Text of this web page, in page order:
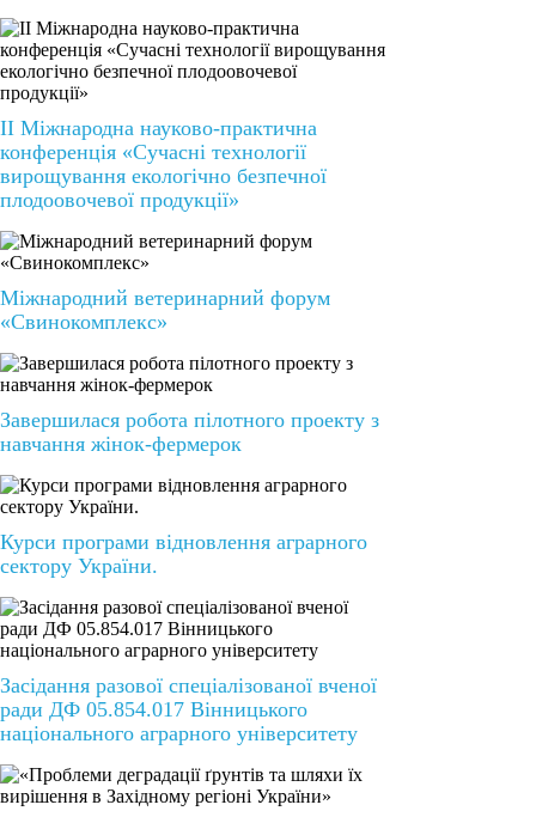
II Міжнародна науково-практична
конференція «Сучасні технології
вирощування екологічно безпечної
плодоовочевої продукції»
Міжнародний ветеринарний форум
«Свинокомплекс»
Завершилася робота пілотного проекту з
навчання жінок-фермерок
Курси програми відновлення аграрного
сектору України.
Засідання разової спеціалізованої вченої
ради ДФ 05.854.017 Вінницького
національного аграрного університету